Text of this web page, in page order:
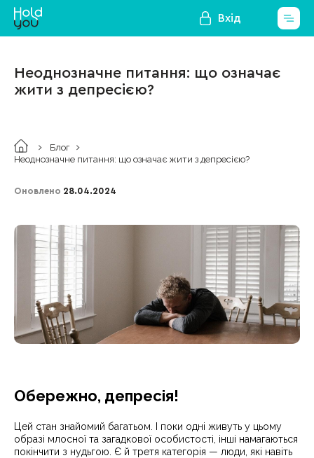
Вхід
Неоднозначне питання: що означає
жити з депресією?
Блог
Неоднозначне питання: що означає жити з депресією?
Оновлено 28.04.2024
Обережно, депресія!
Цей стан знайомий багатьом. І поки одні живуть у цьому
образі млосної та загадкової особистості, інші намагаються
покінчити з нудьгою. Є й третя категорія — люди, які навіть